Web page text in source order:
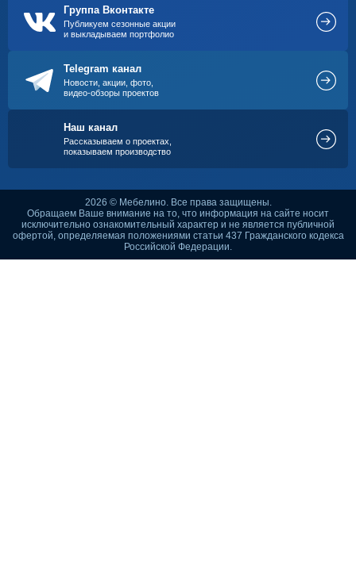
Группа Вконтакте
Публикуем сезонные акции
и выкладываем портфолио
Telegram канал
Новости, акции, фото,
видео-обзоры проектов
Наш канал
Рассказываем о проектах,
показываем производство
2026 © Мебелино. Все права защищены.
Обращаем Ваше внимание на то, что информация на сайте носит
исключительно ознакомительный характер и не является публичной
офертой, определяемая положениями статьи 437 Гражданского кодекса
Российской Федерации.